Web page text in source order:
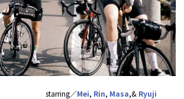
starring／Mei, Rin, Masa,& Ryuji